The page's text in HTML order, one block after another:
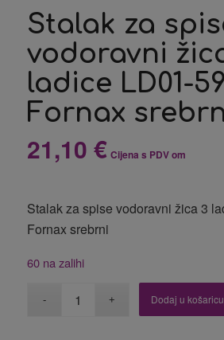
Stalak za
vodoravni
ladice LD01-59
Fornax
21,10 € Cijena s PDV om
Stalak za spise vodoravni žica 3
Fornax srebrni
60 na zalihi
Dodaj u košaricu